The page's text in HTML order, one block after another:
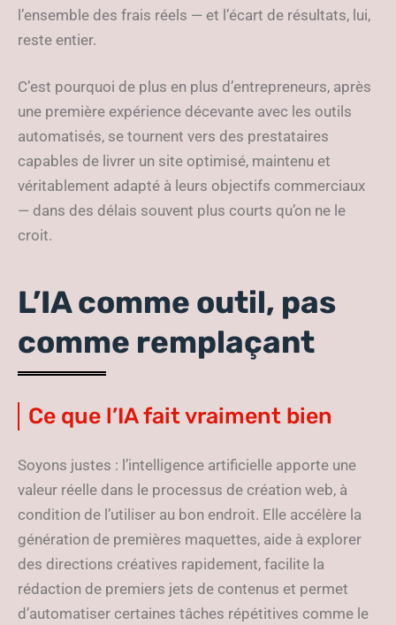
l’ensemble des frais réels — et l’écart de résultats, lui,
reste entier.
C’est pourquoi de plus en plus d’entrepreneurs, après
une première expérience décevante avec les outils
automatisés, se tournent vers des prestataires
capables de livrer un site optimisé, maintenu et
véritablement adapté à leurs objectifs commerciaux
— dans des délais souvent plus courts qu’on ne le
croit.
L’IA comme outil, pas
comme remplaçant
Ce que l’IA fait vraiment bien
Soyons justes : l’intelligence artificielle apporte une
valeur réelle dans le processus de création web, à
condition de l’utiliser au bon endroit. Elle accélère la
génération de premières maquettes, aide à explorer
des directions créatives rapidement, facilite la
rédaction de premiers jets de contenus et permet
d’automatiser certaines tâches répétitives comme le